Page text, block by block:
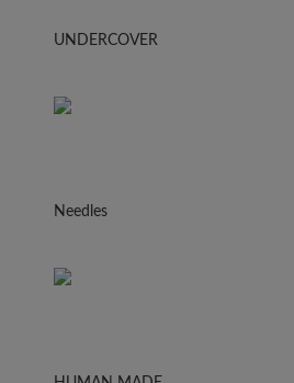
UNDERCOVER
Needles